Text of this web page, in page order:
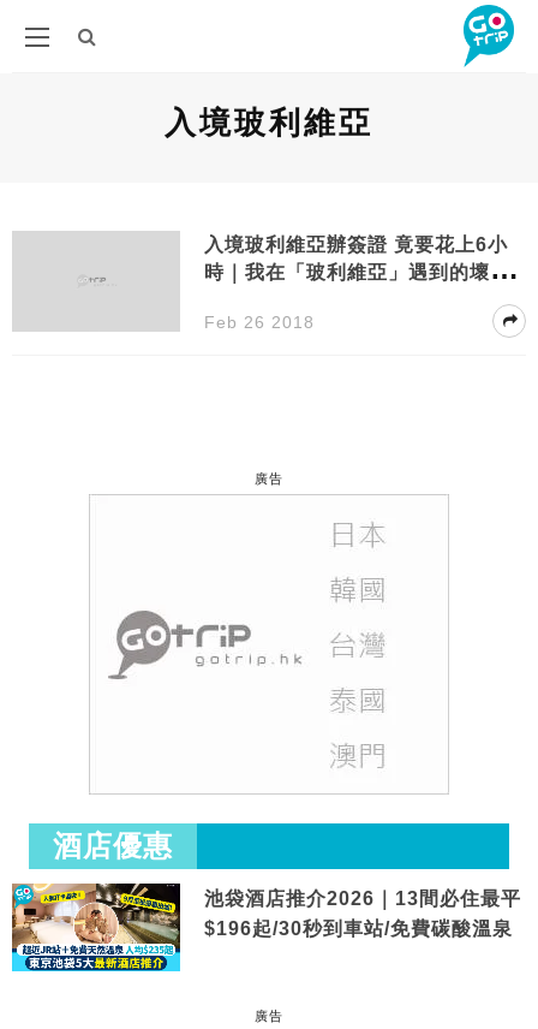
入境玻利維亞
入境玻利維亞辦簽證 竟要花上6小
時｜我在「玻利維亞」遇到的壞領
Feb 26 2018
廣告
酒店優惠
池袋酒店推介2026｜13間必住最平
$196起/30秒到車站/免費碳酸溫泉
廣告